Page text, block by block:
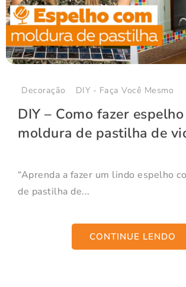
Decoração DIY - Faça Você Mesmo
DIY – Como fazer
moldura de pastilha de
“Aprenda a fazer um lindo espelho
de pastilha de...
CONTINUE LENDO